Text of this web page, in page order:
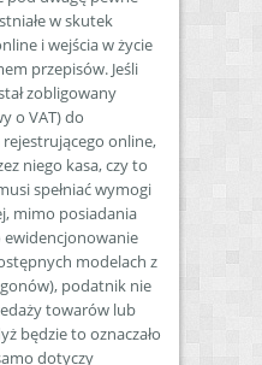
w skutek
i wejścia w życie
przepisów. Jeśli
zobligowany
o VAT) do
online,
niego kasa, czy to
spełniać wymogi
mimo posiadania
modelach z
podatnik nie
towarów lub
będzie to oznaczało
dotyczy